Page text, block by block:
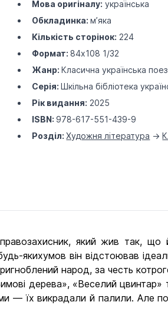
Мова оригіналу: українська
Обкладинка:м’яка
Кількість сторінок: 224
Формат:84х108 1/32
Жанр:Класична українська
Серія:Шкільна бібліотека
Рік видання: 2025
ISBN:978-617-551-439-9
Розділ:Художня література ->
який жив так, що
якихумов він відстоював
народ, за честь
дерева», «Веселий
їх викрадали й палили. Але